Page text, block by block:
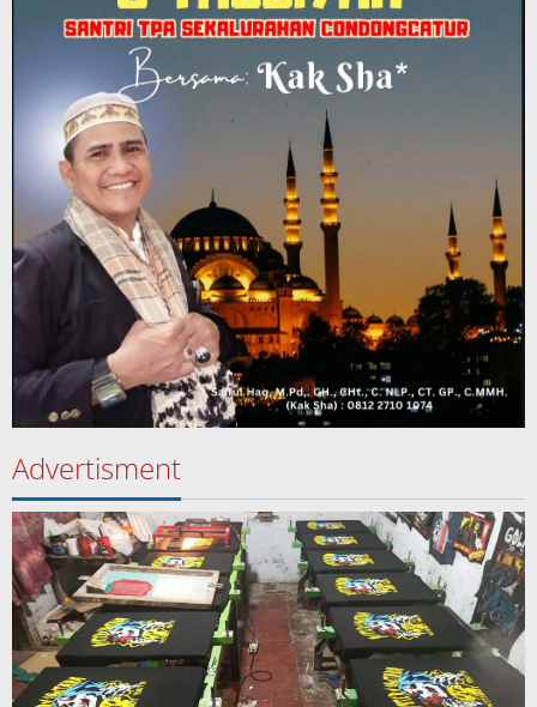
Advertisment